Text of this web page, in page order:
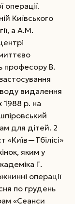
операції.
Київського
а А.М.
професору В.
видалення
1988 р. на
для дітей. 2
«Київ—Тбілісі»
яким у
Г.
операції
по грудень
«Сеанси